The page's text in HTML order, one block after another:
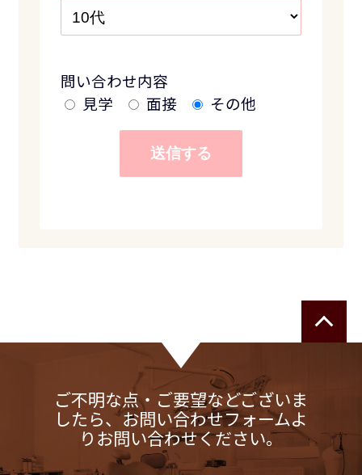
問い合わせ内容
見学
面接 その他
ご不明な点・ご要望などございま
したら、お問い合わせフォームよ
りお問い合わせください。